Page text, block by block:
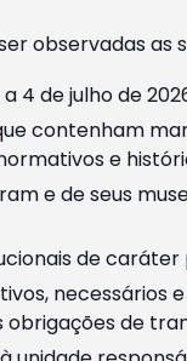
observadas as
de julho de
contenham
e
e de seus
de
de